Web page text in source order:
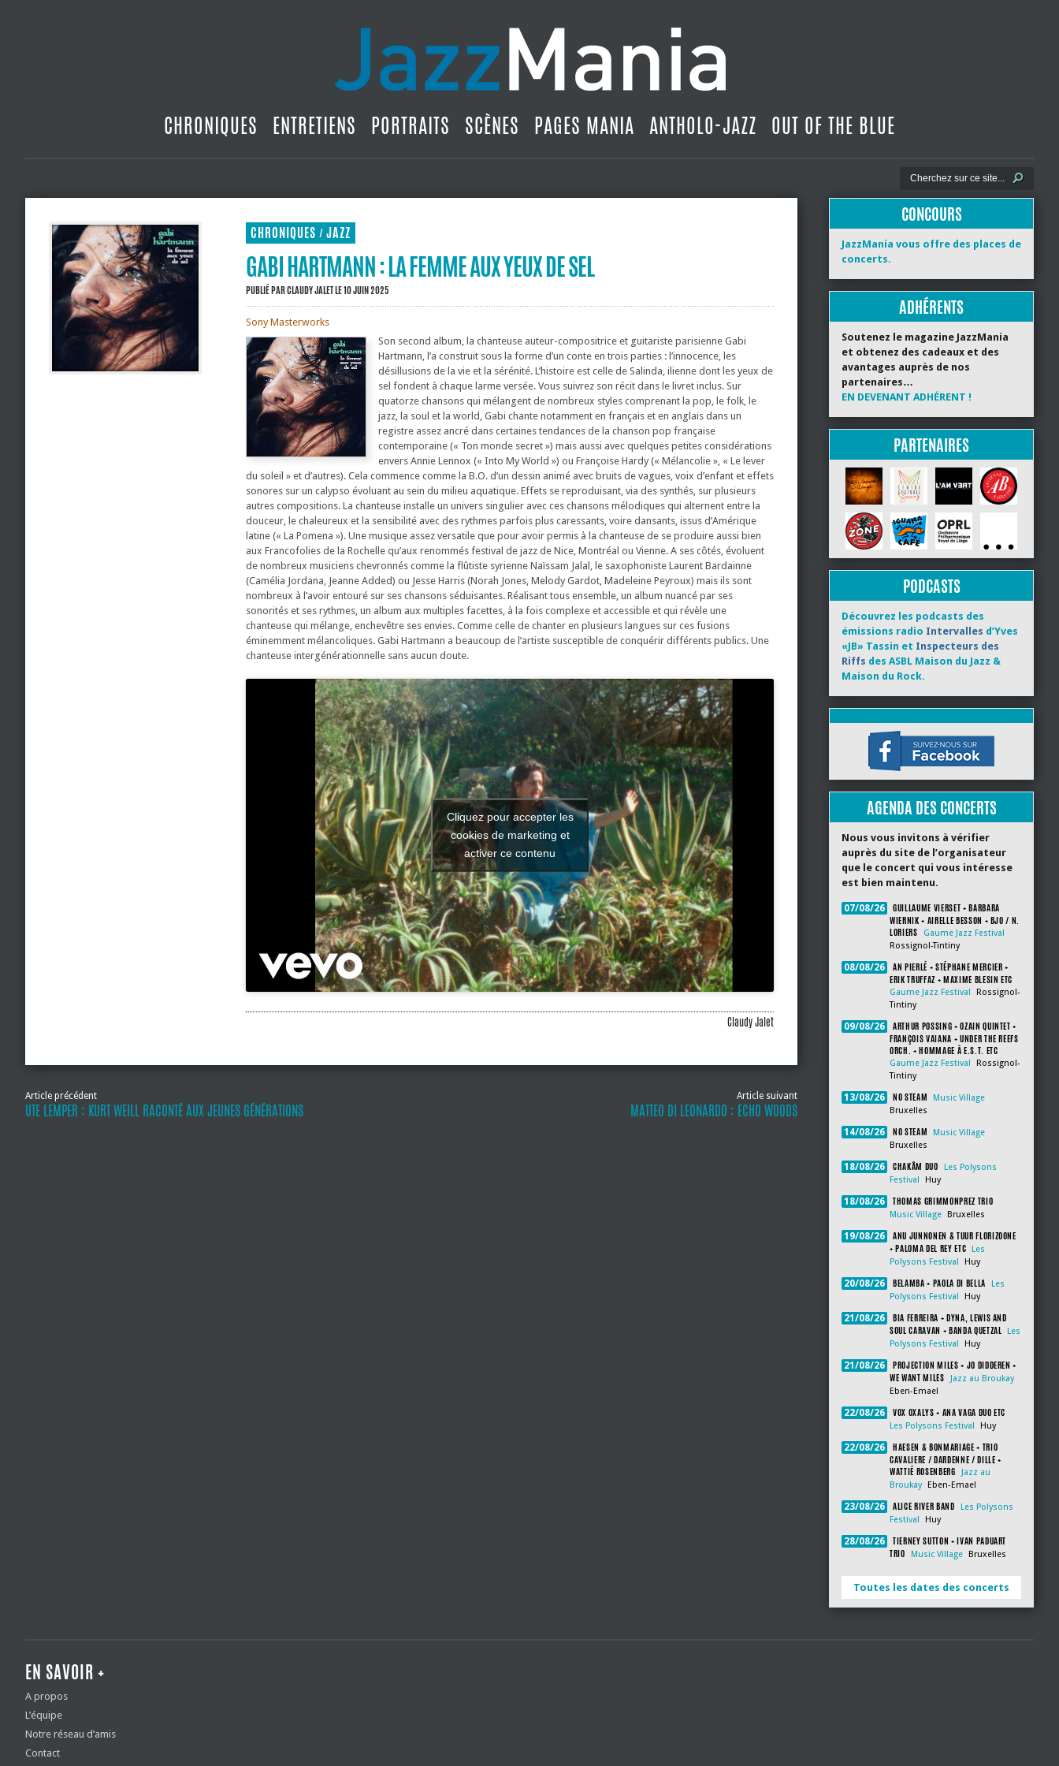
CHRONIQUES ENTRETIENS PORTRAITS SCÈNES PAGES MANIA ANTHOLO-JAZZ OUT OF THE BLUE
CHRONIQUES / JAZZ
GABI HARTMANN : LA FEMME AUX YEUX DE SEL
PUBLIÉ PARCLAUDY JALETLE 10 JUIN 2025
Sony Masterworks
Son second album, la chanteuse auteur-compositrice et guitariste parisienne Gabi
Hartmann, l’a construit sous la forme d’un conte en trois parties : l’innocence, les
désillusions de la vie et la sérénité. L’histoire est celle de Salinda, ilienne dont les yeux de
sel fondent à chaque larme versée. Vous suivrez son récit dans le livret inclus. Sur
quatorze chansons qui mélangent de nombreux styles comprenant la pop, le folk, le
jazz, la soul et la world, Gabi chante notamment en français et en anglais dans un
registre assez ancré dans certaines tendances de la chanson pop française
contemporaine (« Ton monde secret ») mais aussi avec quelques petites considérations
envers Annie Lennox (« Into My World ») ou Françoise Hardy (« Mélancolie », « Le lever
du soleil » et d’autres). Cela commence comme la B.O. d’un dessin animé avec bruits de vagues, voix d’enfant et effets
sonores sur un calypso évoluant au sein du milieu aquatique. Effets se reproduisant, via des synthés, sur plusieurs
autres compositions. La chanteuse installe un univers singulier avec ces chansons mélodiques qui alternent entre la
douceur, le chaleureux et la sensibilité avec des rythmes parfois plus caressants, voire dansants, issus d’Amérique
latine (« La Pomena »). Une musique assez versatile que pour avoir permis à la chanteuse de se produire aussi bien
aux Francofolies de la Rochelle qu’aux renommés festival de jazz de Nice, Montréal ou Vienne. A ses côtés, évoluent
de nombreux musiciens chevronnés comme la flûtiste syrienne Naïssam Jalal, le saxophoniste Laurent Bardainne
(Camélia Jordana, Jeanne Added) ou Jesse Harris (Norah Jones, Melody Gardot, Madeleine Peyroux) mais ils sont
nombreux à l’avoir entouré sur ses chansons séduisantes. Réalisant tous ensemble, un album nuancé par ses
sonorités et ses rythmes, un album aux multiples facettes, à la fois complexe et accessible et qui révèle une
chanteuse qui mélange, enchevêtre ses envies. Comme celle de chanter en plusieurs langues sur ces fusions
éminemment mélancoliques. Gabi Hartmann a beaucoup de l’artiste susceptible de conquérir différents publics. Une
chanteuse intergénérationnelle sans aucun doute.
Cliquez pour accepter les
cookies de marketing et
activer ce contenu
Claudy Jalet
Article précédent
UTE LEMPER : KURT WEILL RACONTÉ AUX JEUNES GÉNÉRATIONS
Article suivant
MATTEO DI LEONARDO : ECHO WOODS
CONCOURS
JazzMania vous offre des places de
concerts.
ADHÉRENTS
Soutenez le magazine JazzMania
et obtenez des cadeaux et des
avantages auprès de nos
partenaires…
EN DEVENANT ADHÉRENT !
PARTENAIRES
PODCASTS
Découvrez les podcasts des
émissions radio Intervalles d’Yves
«JB» Tassin et Inspecteurs des
Riffs des ASBL Maison du Jazz &
Maison du Rock.
AGENDA DES CONCERTS
Nous vous invitons à vérifier
auprès du site de l’organisateur
que le concert qui vous intéresse
est bien maintenu.
07/08/26
GUILLAUME VIERSET + BARBARA
WIERNIK + AIRELLE BESSON + BJO / N.
LORIERS
Gaume Jazz Festival
Rossignol-Tintiny
08/08/26
AN PIERLÉ + STÉPHANE MERCIER +
ERIK TRUFFAZ + MAXIME BLESIN ETC
Gaume Jazz Festival
Rossignol-
Tintiny
09/08/26
ARTHUR POSSING + OZAIN QUINTET +
FRANÇOIS VAIANA + UNDER THE REEFS
ORCH. + HOMMAGE À E.S.T. ETC
Gaume Jazz Festival
Rossignol-
Tintiny
13/08/26 NO STEAM
Music Village
Bruxelles
14/08/26 NO STEAM
Music Village
Bruxelles
18/08/26 CHAKÂM DUO
Les Polysons
Festival
Huy
18/08/26 THOMAS GRIMMONPREZ TRIO
Music Village Bruxelles
19/08/26
ANU JUNNONEN & TUUR FLORIZOONE
+ PALOMA DEL REY ETC
Les
Polysons Festival
Huy
20/08/26 BELAMBA + PAOLA DI BELLA
Les
Polysons Festival
Huy
21/08/26
BIA FERREIRA + DYNA, LEWIS AND
SOUL CARAVAN + BANDA QUETZAL
Les
Polysons Festival
Huy
21/08/26
PROJECTION MILES + JO DIDDEREN +
WE WANT MILES
Jazz au Broukay
Eben-Emael
22/08/26 VOX OXALYS + ANA VAGA DUO ETC
Les Polysons Festival Huy
22/08/26
HAESEN & BONMARIAGE + TRIO
CAVALIERE / DARDENNE / DILLE +
WATTIÉ ROSENBERG
Jazz au
Broukay
Eben-Emael
23/08/26 ALICE RIVER BAND
Les Polysons
Festival
Huy
28/08/26
TIERNEY SUTTON + IVAN PADUART
TRIO
Music Village Bruxelles
Toutes les dates des concerts
EN SAVOIR +
A propos
L’équipe
Notre réseau d’amis
Contact